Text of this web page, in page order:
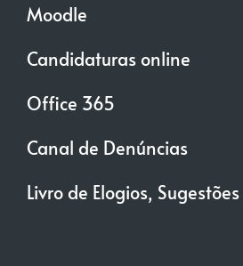
Moodle
Candidaturas online
Office 365
Canal de Denúncias
Livro de Elogios,